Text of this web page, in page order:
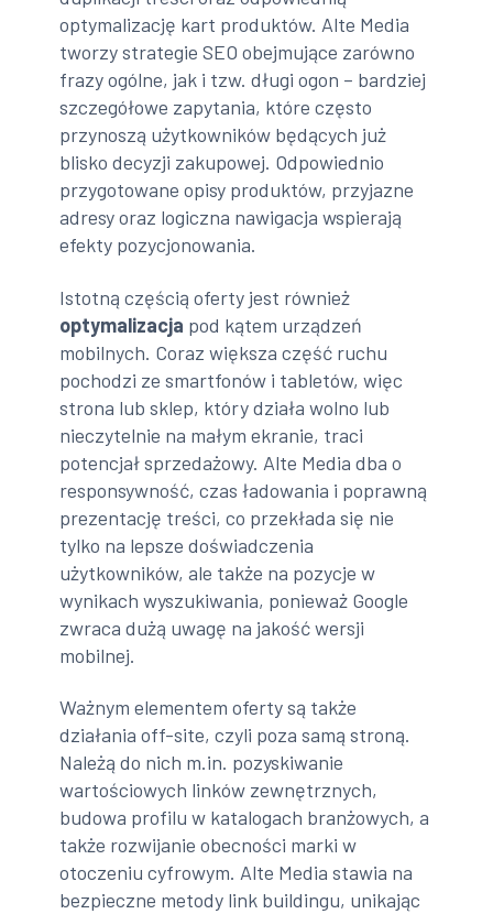
optymalizację kart produktów. Alte Media
tworzy strategie SEO obejmujące zarówno
frazy ogólne, jak i tzw. długi ogon – bardziej
szczegółowe zapytania, które często
przynoszą użytkowników będących już
blisko decyzji zakupowej. Odpowiednio
przygotowane opisy produktów, przyjazne
adresy oraz logiczna nawigacja wspierają
efekty pozycjonowania.
Istotną częścią oferty jest również
optymalizacja pod kątem urządzeń
mobilnych. Coraz większa część ruchu
pochodzi ze smartfonów i tabletów, więc
strona lub sklep, który działa wolno lub
nieczytelnie na małym ekranie, traci
potencjał sprzedażowy. Alte Media dba o
responsywność, czas ładowania i poprawną
prezentację treści, co przekłada się nie
tylko na lepsze doświadczenia
użytkowników, ale także na pozycje w
wynikach wyszukiwania, ponieważ Google
zwraca dużą uwagę na jakość wersji
mobilnej.
Ważnym elementem oferty są także
działania off-site, czyli poza samą stroną.
Należą do nich m.in. pozyskiwanie
wartościowych linków zewnętrznych,
budowa profilu w katalogach branżowych, a
także rozwijanie obecności marki w
otoczeniu cyfrowym. Alte Media stawia na
bezpieczne metody link buildingu, unikając